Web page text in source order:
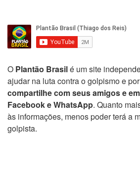
O Plantão Brasilé um site
ajudar na luta contra o golpismo e
compartilhe com seus amigos e
Facebook e WhatsApp. Quanto
às informações, menos poder terá a
golpista.